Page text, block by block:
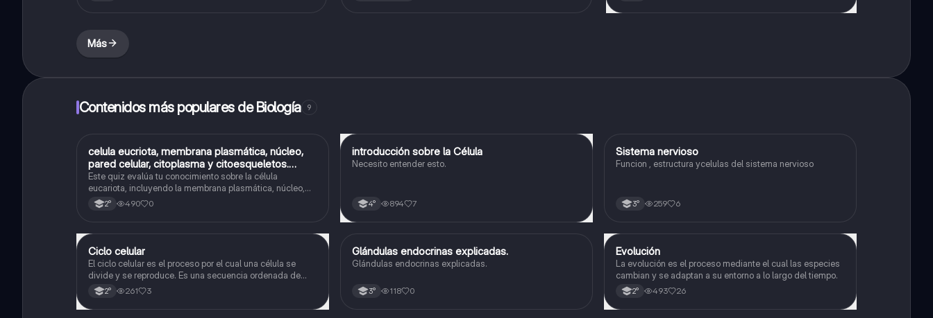
Más
Contenidos más populares de Biología 9
CBiología
celula eucriota, membrana plasmática, núcleo,
pared celular, citoplasma y citoesqueletos.
nombre se las partes de la celula eucariota
Este quiz evalúa tu conocimiento sobre la célula
eucariota, incluyendo la membrana plasmática, núcleo,
pared celular, citoplasma y citoesqueleto.
2° 490 0
Biología
introducción sobre la Célula
Necesito entender esto.
4° 894 7
Biología
Sistema nervioso
Funcion , estructura ycelulas del sistema nervioso
3° 259 6
Biología
Ciclo celular
El ciclo celular es el proceso por el cual una célula se
divide y se reproduce. Es una secuencia ordenada de
eventos que permiten la replicación del material genético
y la formación de dos células hijas idénticas
2° 261 3
Biología
Glándulas endocrinas explicadas.
Glándulas endocrinas explicadas.
3° 118 0
Biología
Evolución
La evolución es el proceso mediante el cual las especies
cambian y se adaptan a su entorno a lo largo del tiempo.
2° 493 26